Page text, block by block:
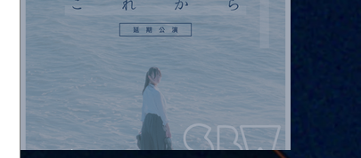
2026.08.08 |【観覧】Oaiko pre.「これから」延期公演 Blurred